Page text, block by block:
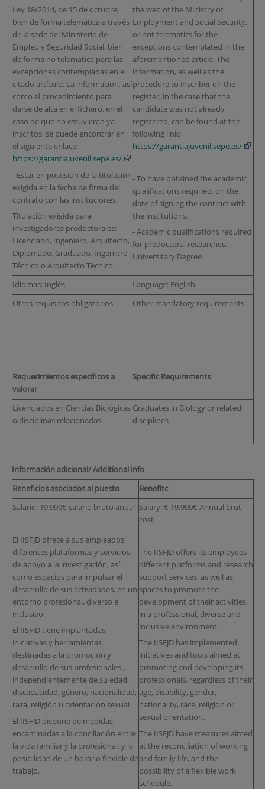
Ley 18/2014, de 15 de octubre,
bien de forma telemática a través
de la sede del Ministerio de
Empleo y Seguridad Social, bien
de forma no telemática para las
excepciones contempladas en el
citado artículo. La información, así
como el procedimiento para
darse de alta en el fichero, en el
caso de que no estuvieran ya
inscritos, se puede encontrar en
el siguiente enlace:
https://garantiajuvenil.sepe.es/
- Estar en posesión de la titulación
exigida en la fecha de firma del
contrato con las instituciones.
Titulación exigida para
investigadores predoctorales:
Licenciado, Ingeniero, Arquitecto,
Diplomado, Graduado, Ingeniero
Técnico o Arquitecto Técnico.
the web of the Ministry of
Employment and Social Security,
or not telematics for the
exceptions contemplated in the
aforementioned article. The
information, as well as the
procedure to inscriber on the
register, in the case that the
candidate was not already
registered, can be found at the
following link:
https://garantiajuvenil.sepe.es/
- To have obtained the academic
qualifications required, on the
date of signing the contract with
the institutions.
- Academic qualifications required
for predoctoral researches:
Universitary Degree
Idiomas: Inglés
Language: English
Otros requisitos obligatorios
Other mandatory requirements
Requerimientos específicos a
valorar
Specific Requirements
Licenciados en Ciencias Biológicas
o disciplinas relacionadas
Graduates in Biology or related
disciplines
Información adicional/ Additional info
Beneficios asociados al puesto
Benefitc
Salario: 19.990€ salario bruto anual
El IISFJD ofrece a sus empleados
diferentes plataformas y servicios
de apoyo a la investigación, así
como espacios para impulsar el
desarrollo de sus actividades, en un
entorno profesional, diverso e
inclusivo.
El IISFJD tiene implantadas
iniciativas y herramientas
destinadas a la promoción y
desarrollo de sus profesionales.,
independientemente de su edad,
discapacidad, género, nacionalidad,
raza, religión u orientación sexual
El IISFJD dispone de medidas
encaminadas a la conciliación entre
la vida familiar y la profesional, y la
posibilidad de un horario flexible de
trabajo.
Salary: € 19.990€ Annual brut
cost
The IISFJD offers its employees
different platforms and research
support services, as well as
spaces to promote the
development of their activities,
in a professional, diverse and
inclusive environment.
The IISFJD has implemented
initiatives and tools aimed at
promoting and developing its
professionals, regardless of their
age, disability, gender,
nationality, race, religion or
sexual orientation.
The IISFJD have measures aimed
at the reconciliation of working
and family life, and the
possibility of a flexible work
schedule.